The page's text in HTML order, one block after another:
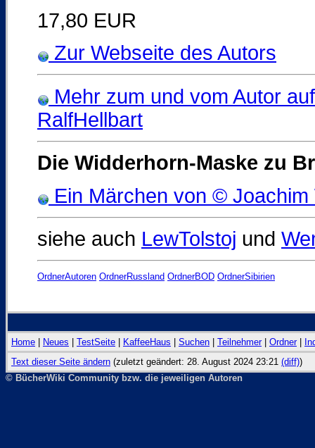
17,80 EUR
Zur Webseite des Autors
Mehr zum und vom Autor
RalfHellbart
Die Widderhorn-Maske zu
Ein Märchen von © Joachim
siehe auch LewTolstoj und
OrdnerAutoren OrdnerRussland OrdnerBOD OrdnerSibirien
Home Neues TestSeite KaffeeHaus Suchen Teilnehmer| Ordner|
Text dieser Seite ändern (zuletzt geändert: 28. August 2024 23:21 (diff))
© BücherWiki Community bzw. die jeweiligen Autoren